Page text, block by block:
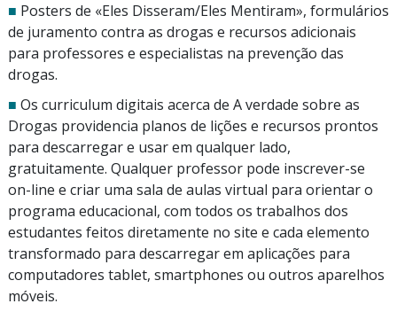
■ Posters de «Eles Disseram/Eles Mentiram», formulários
de juramento contra as drogas e recursos adicionais
para professores e especialistas na prevenção das
drogas.
■ Os curriculum digitais acerca de A verdade sobre as
Drogas providencia planos de lições e recursos prontos
para descarregar e usar em qualquer lado,
gratuitamente. Qualquer professor pode inscrever-se
on-line e criar uma sala de aulas virtual para orientar o
programa educacional, com todos os trabalhos dos
estudantes feitos diretamente no site e cada elemento
transformado para descarregar em aplicações para
computadores tablet, smartphones ou outros aparelhos
móveis.